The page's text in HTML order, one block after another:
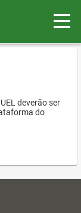
deverão ser
do